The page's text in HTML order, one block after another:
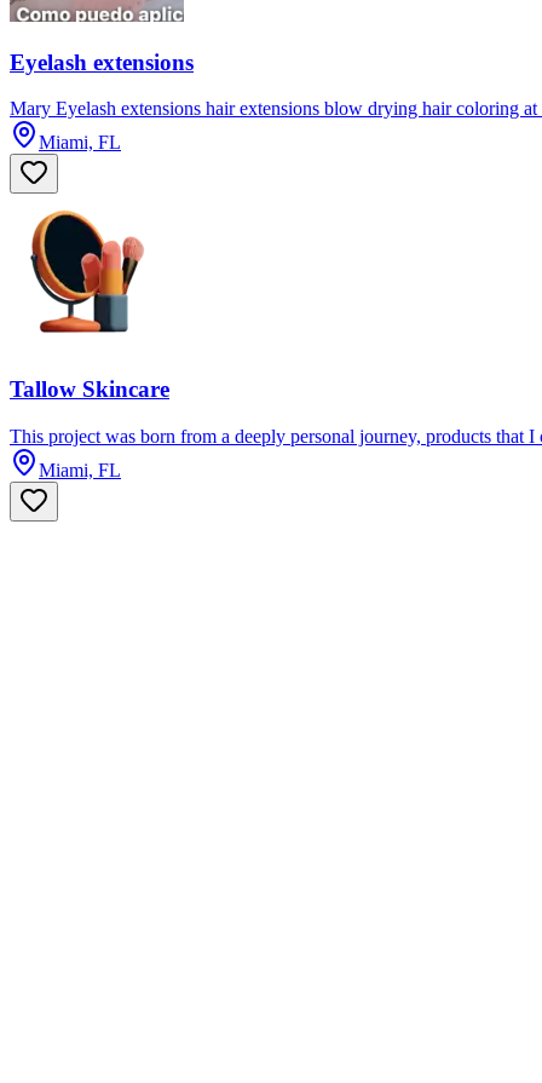
Eyelash extensions
Mary Eyelash extensions hair extensions blow drying hair coloring
Miami, FL
Tallow Skincare
This project was born from a deeply personal journey, products
Miami, FL